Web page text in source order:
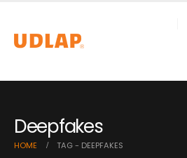
Deepfakes
HOME TAG - DEEPFAKES